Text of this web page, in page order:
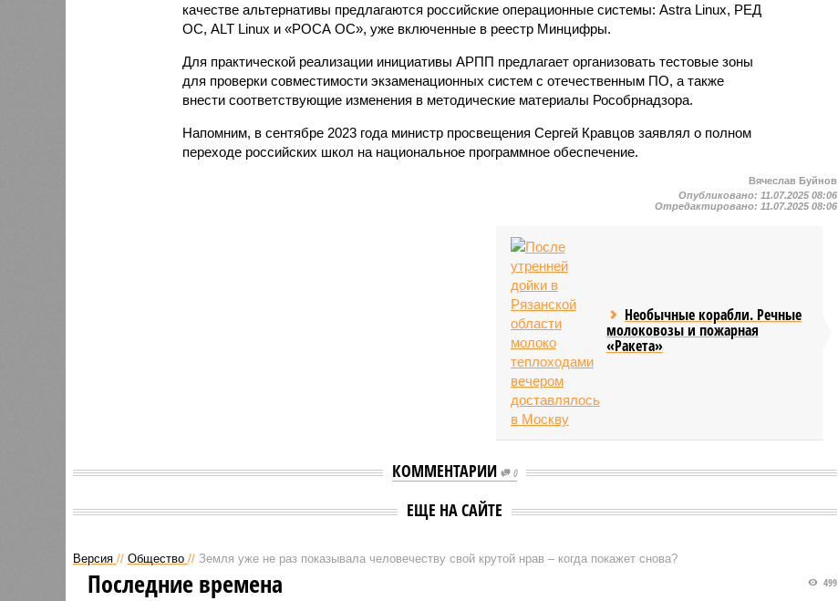
качестве альтернативы предлагаются российские операционные системы: Astra Linux, РЕД
ОС, ALT Linux и «РОСА ОС», уже включенные в реестр Минцифры.
Для практической реализации инициативы АРПП предлагает организовать тестовые зоны
для проверки совместимости экзаменационных систем с отечественным ПО, а также
внести соответствующие изменения в методические материалы Рособрнадзора.
Напомним, в сентябре 2023 года министр просвещения Сергей Кравцов заявлял о полном
переходе российских школ на национальное программное обеспечение.
Вячеслав Буйнов
Опубликовано: 11.07.2025 08:06
Отредактировано: 11.07.2025 08:06
Необычные корабли. Речные
молоковозы и пожарная
«Ракета»
КОММЕНТАРИИ 0
ЕЩЕ НА САЙТЕ
Версия // Общество // Земля уже не раз показывала человечеству свой крутой нрав – когда покажет снова?
499
Последние времена